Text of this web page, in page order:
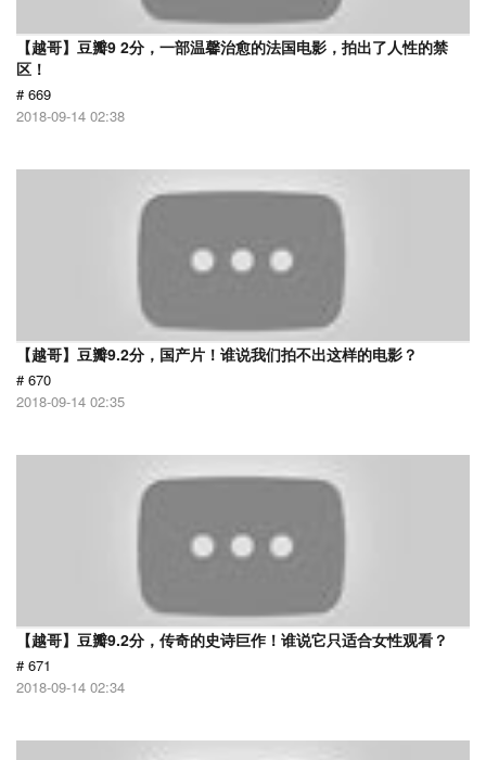
【越哥】豆瓣9 2分，一部温馨治愈的法国电影，拍出了人性的禁
区！
# 669
2018-09-14 02:38
【越哥】豆瓣9.2分，国产片！谁说我们拍不出这样的电影？
# 670
2018-09-14 02:35
【越哥】豆瓣9.2分，传奇的史诗巨作！谁说它只适合女性观看？
# 671
2018-09-14 02:34